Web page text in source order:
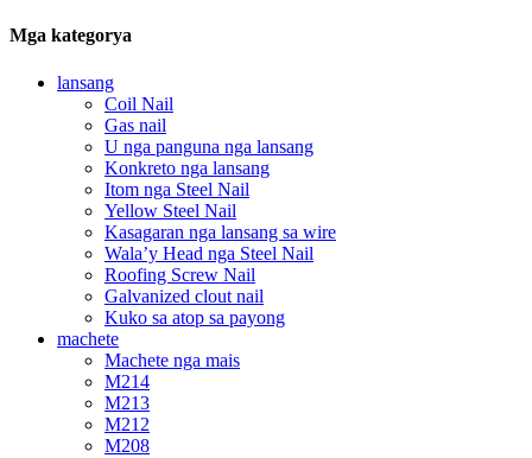
Mga kategorya
lansang
Coil Nail
Gas nail
U nga panguna nga lansang
Konkreto nga lansang
Itom nga Steel Nail
Yellow Steel Nail
Kasagaran nga lansang sa wire
Wala’y Head nga Steel Nail
Roofing Screw Nail
Galvanized clout nail
Kuko sa atop sa payong
machete
Machete nga mais
M214
M213
M212
M208